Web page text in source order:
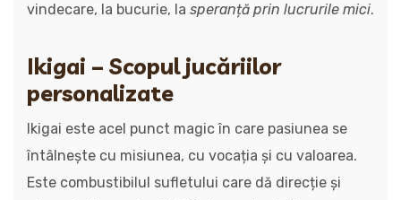
vindecare, la bucurie, la speranță prin lucrurile mici.
Ikigai – Scopul jucăriilor
personalizate
Ikigai este acel punct magic în care pasiunea se
întâlnește cu misiunea, cu vocația și cu valoarea.
Este combustibilul sufletului care dă direcție și